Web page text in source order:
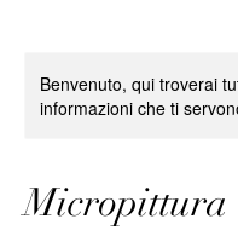
Benvenuto, qui troverai
informazioni che ti
Micropittura